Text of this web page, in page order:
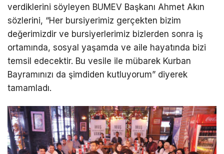
verdiklerini söyleyen BUMEV Başkanı Ahmet Akın
sözlerini, “Her bursiyerimiz gerçekten bizim
değerimizdir ve bursiyerlerimiz bizlerden sonra iş
ortamında, sosyal yaşamda ve aile hayatında bizi
temsil edecektir. Bu vesile ile mübarek Kurban
Bayramınızı da şimdiden kutluyorum” diyerek
tamamladı.